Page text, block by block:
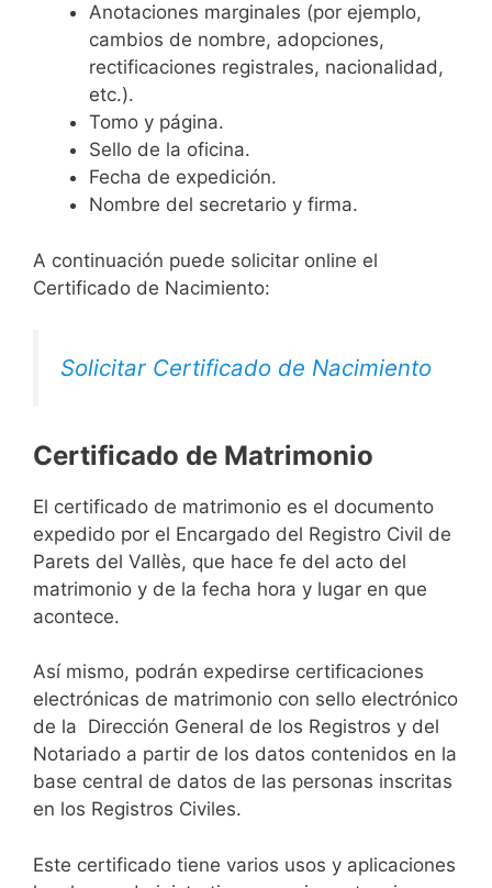
Anotaciones marginales (por ejemplo,
cambios de nombre, adopciones,
rectificaciones registrales, nacionalidad,
etc.).
Tomo y página.
Sello de la oficina.
Fecha de expedición.
Nombre del secretario y firma.
A continuación puede solicitar online el
Certificado de Nacimiento:
Solicitar Certificado de Nacimiento
Certificado de Matrimonio
El certificado de matrimonio es el documento
expedido por el Encargado del Registro Civil de
Parets del Vallès, que hace fe del acto del
matrimonio y de la fecha hora y lugar en que
acontece.
Así mismo, podrán expedirse certificaciones
electrónicas de matrimonio con sello electrónico
de la Dirección General de los Registros y del
Notariado a partir de los datos contenidos en la
base central de datos de las personas inscritas
en los Registros Civiles.
Este certificado tiene varios usos y aplicaciones